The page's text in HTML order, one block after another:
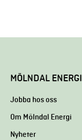
MÖLNDAL ENERGI
Jobba hos oss
Om Mölndal Energi
Nyheter